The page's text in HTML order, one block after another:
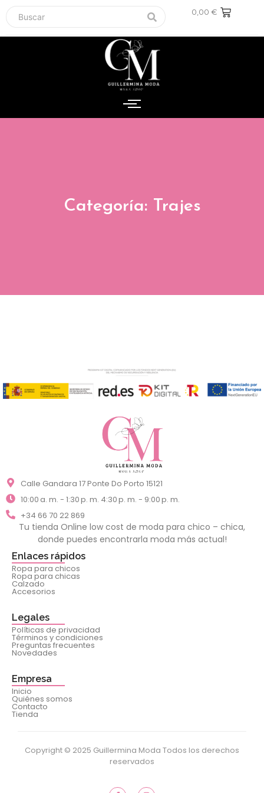
0,00 €
Categoría: Trajes
Calle Gandara 17 Ponte Do Porto 15121
10:00 a. m. - 1:30 p. m. 4:30 p. m. - 9:00 p. m.
+34 66 70 22 869
Tu tienda Online low cost de moda para chico – chica,
donde puedes encontrarla moda más actual!
Enlaces rápidos
Ropa para chicos
Ropa para chicas
Calzado
Accesorios
Legales
Políticas de privacidad
Términos y condiciones
Preguntas frecuentes
Novedades
Empresa
Inicio
Quiénes somos
Contacto
Tienda
Copyright © 2025 Guillermina Moda Todos los derechos
reservados